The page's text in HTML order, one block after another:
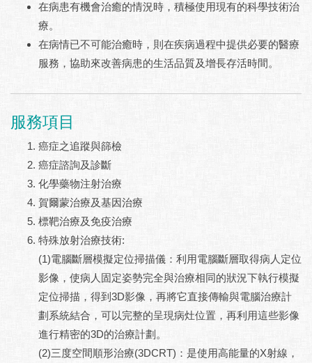
在病患有機會治癒的情況時，積極使用現有的科學技術治
療。
在病情已不可能治癒時，則在疾病過程中提供必要的醫療
服務，協助來改善病患的生活品質及增長存活時間。
服務項目
癌症之追蹤與篩檢
癌症諮詢及診斷
化學藥物注射治療
賀爾蒙治療及基因治療
標靶治療及免疫治療
特殊放射治療技術:
(1)電腦斷層模擬定位掃描儀：利用電腦斷層取得病人定位
影像，使病人固定姿勢完全與治療相同的狀況下執行模擬
定位掃描，得到3D影像，再將它直接傳輸與電腦治療計
劃系統結合，可以完整的呈現病灶位置，再利用這些影像
進行精密的3D的治療計劃。
(2)三度空間順形治療(3DCRT)：是使用高能量的X射線，